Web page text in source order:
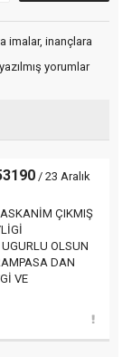
imalar, inançlara
yorumlar
/ 23 Aralık
ÇIKMIŞ
OLSUN
DAN
VE